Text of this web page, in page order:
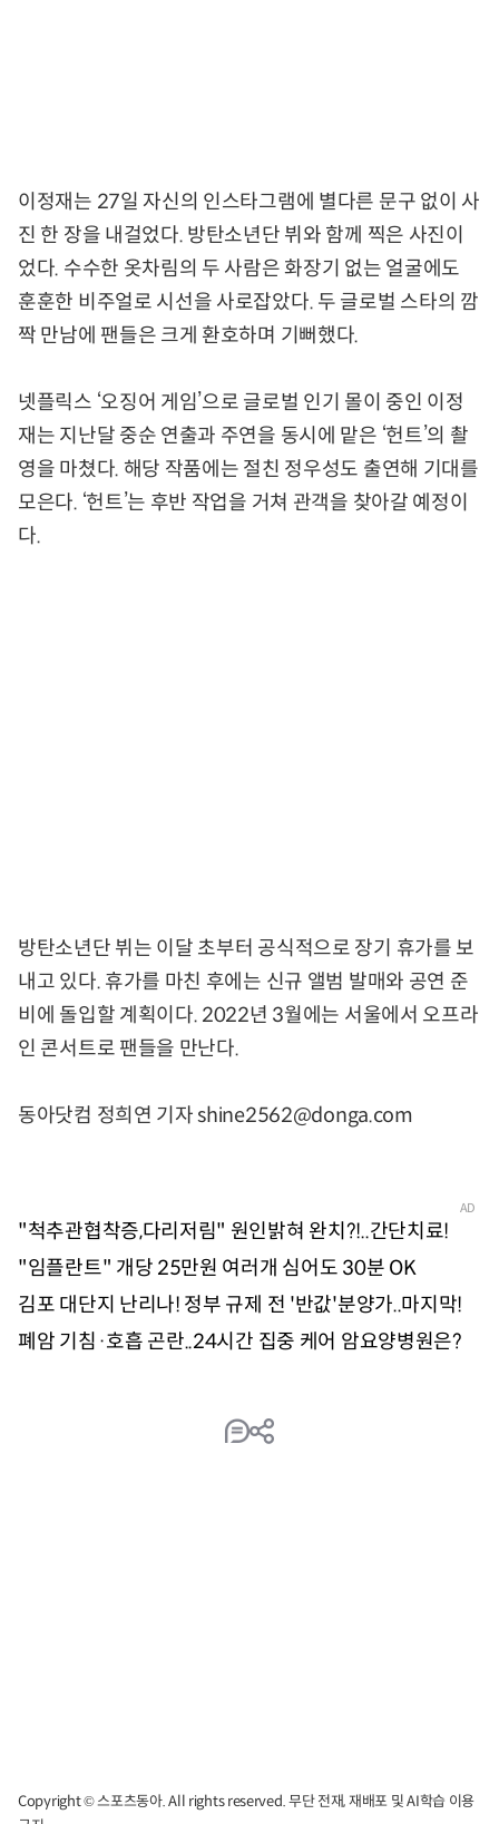
이정재는 27일 자신의 인스타그램에 별다른 문구 없이 사
진 한 장을 내걸었다. 방탄소년단 뷔와 함께 찍은 사진이
었다. 수수한 옷차림의 두 사람은 화장기 없는 얼굴에도
훈훈한 비주얼로 시선을 사로잡았다. 두 글로벌 스타의 깜
짝 만남에 팬들은 크게 환호하며 기뻐했다.
넷플릭스 ‘오징어 게임’으로 글로벌 인기 몰이 중인 이정
재는 지난달 중순 연출과 주연을 동시에 맡은 ‘헌트’의 촬
영을 마쳤다. 해당 작품에는 절친 정우성도 출연해 기대를
모은다. ‘헌트’는 후반 작업을 거쳐 관객을 찾아갈 예정이
다.
방탄소년단 뷔는 이달 초부터 공식적으로 장기 휴가를 보
내고 있다. 휴가를 마친 후에는 신규 앨범 발매와 공연 준
비에 돌입할 계획이다. 2022년 3월에는 서울에서 오프라
인 콘서트로 팬들을 만난다.
동아닷컴 정희연 기자 shine2562@donga.com
Copyright © 스포츠동아. All rights reserved. 무단 전재, 재배포 및 AI학습 이용